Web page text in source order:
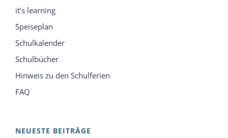
it’s learning
Speiseplan
Schulkalender
Schulbücher
Hinweis zu den Schulferien
FAQ
NEUESTE BEITRÄGE